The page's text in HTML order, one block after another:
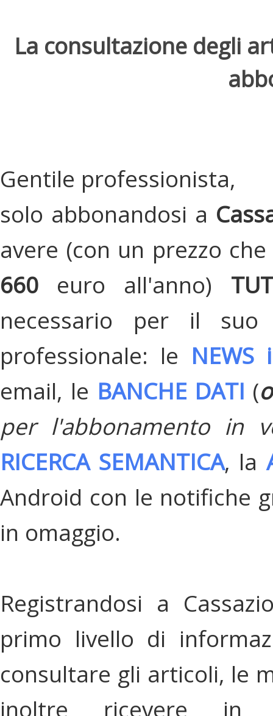
La consultazione degli
Gentile professionista,
solo abbonandosi a
avere (con un prezzo
660 euro all'anno)
necessario per il suo
professionale: le
email, le BANCHE DATI (
per l'abbonamento in
RICERCA SEMANTICA, la
Android con le notifiche
in omaggio.
Registrandosi a
primo livello di
consultare gli articoli, le
inoltre ricevere in